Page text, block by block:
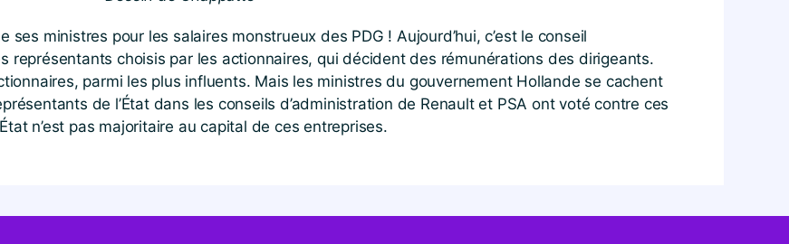
ministres pour les salaires monstrueux des PDG ! Aujourd’hui, c’est le conseil
représentants choisis par les actionnaires, qui décident des rémunérations des dirigeants.
parmi les plus influents. Mais les ministres du gouvernement Hollande se cachent
de l’État dans les conseils d’administration de Renault et PSA ont voté contre ces
n’est pas majoritaire au capital de ces entreprises.